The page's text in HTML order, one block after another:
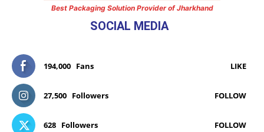
Best Packaging Solution Provider of Jharkhand
SOCIAL MEDIA
194,000 Fans LIKE
27,500 Followers FOLLOW
628 Followers FOLLOW